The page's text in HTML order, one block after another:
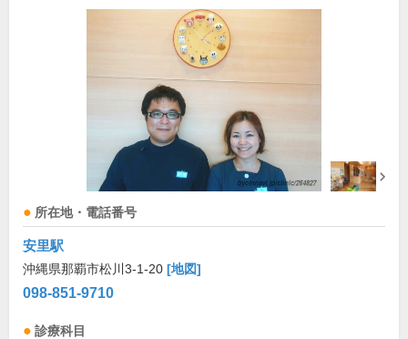
所在地・電話番号
安里駅
沖縄県那覇市松川3-1-20 [地図]
098-851-9710
診療科目